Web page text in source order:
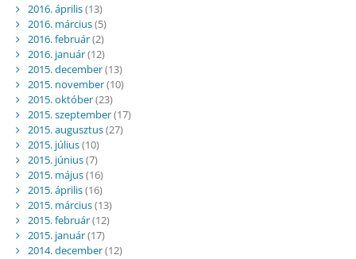
2016. április(13)
2016. március(5)
2016. február(2)
2016. január(12)
2015. december(13)
2015. november(10)
2015. október(23)
2015. szeptember(17)
2015. augusztus(27)
2015. július(10)
2015. június(7)
2015. május(16)
2015. április(16)
2015. március(13)
2015. február(12)
2015. január(17)
2014. december(12)